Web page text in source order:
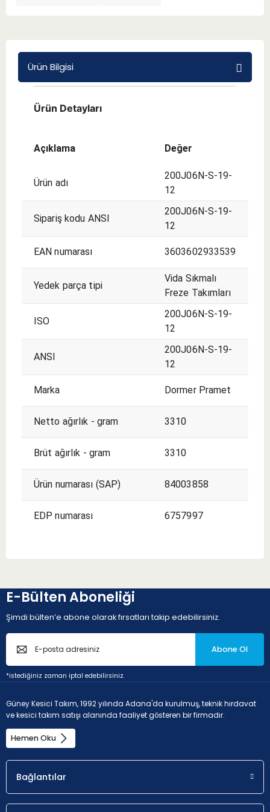
Ürün Bilgisi
Ürün Detayları
Açıklama Değer
Ürün adı
200J06N-S-19-
12
Sipariş kodu ANSI
200J06N-S-19-
12
EAN numarası 3603602933539
Yedek parça tipi
Vida Sıkmalı
Freze Takımları
ISO
200J06N-S-19-
12
ANSI
200J06N-S-19-
12
Marka Dormer Pramet
Netto ağırlık - gram 3310
Brüt ağırlık - gram 3310
Ürün numarası (SAP) 84003858
EDP numarası 6757997
E-Bülten Aboneliği
Şimdi bülten’e abone olarak fırsatları takip edebilirsiniz.
Abone Ol
*istediğiniz zaman iptal edebilirsiniz.
Güney Kesici Takım, 1992 yılında Adana'da kurulmuş, teknik hırdavat
ve kesici takım satışı alanında faaliyet gösteren bir firmadır.
Hemen Oku
Bağlantılar